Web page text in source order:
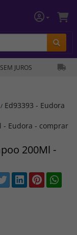
JUROS
/ Ed93393 - Eudora
200Ml -